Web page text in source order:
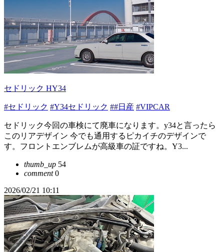
セドリック HY34
#セドリック #Y34セドリック ##日産 #VIPCAR
セドリック今回の車検にて廃車になります。y34と言ったら
このリアデザイン 今でも通用するピカイチのデザインで
す。フロントエンブレムが高級車の証ですね。Y3...
thumb_up 54
comment0
2026/02/21 10:11